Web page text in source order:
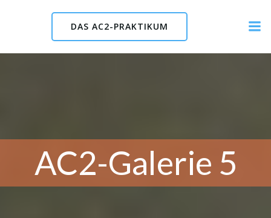
to
DAS AC2-PRAKTIKUM
AC2-Galerie 5